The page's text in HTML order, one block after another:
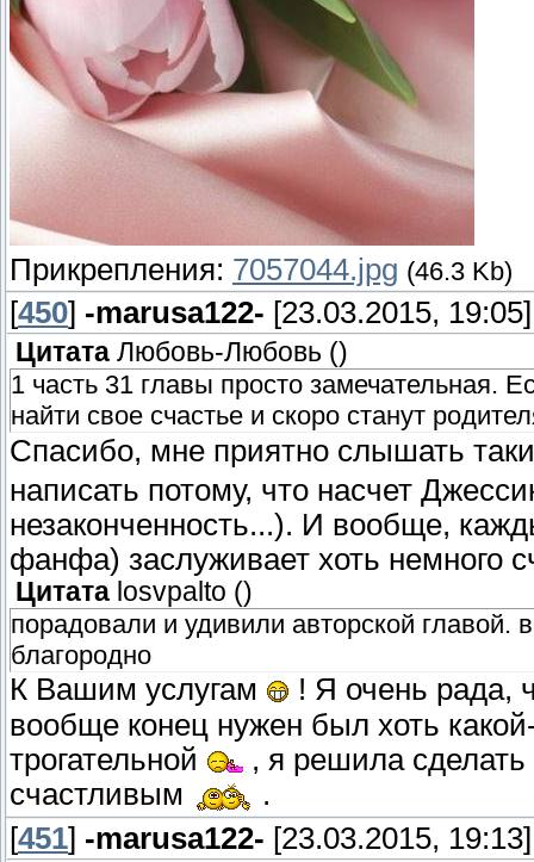
Прикрепления: 7057044.jpg (46.3 Kb)
[450] -marusa122- [23.03.2015, 19:05]
Цитата Любовь-Любовь ()
1 часть 31 главы просто замечательная.
найти свое счастье и скоро станут
Спасибо, мне приятно слышать
написать потому, что насчет
незаконченность...). И вообще,
фанфа) заслуживает хоть немного
Цитата losvpalto ()
порадовали и удивили авторской
благородно
К Вашим услугам
! Я очень рада,
вообще конец нужен был хоть
трогательной
, я решила
счастливым
.
[451] -marusa122- [23.03.2015, 19:13]